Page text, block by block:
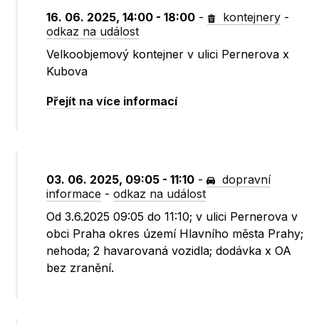
16. 06. 2025, 14:00 - 18:00 - kontejnery -
odkaz na událost
Velkoobjemový kontejner v ulici Pernerova x
Kubova
Přejít na více informací
03. 06. 2025, 09:05 - 11:10 -
dopravní
informace -odkaz na událost
Od 3.6.2025 09:05 do 11:10; v ulici Pernerova v
obci Praha okres území Hlavního města Prahy;
nehoda; 2 havarovaná vozidla; dodávka x OA
bez zranění.